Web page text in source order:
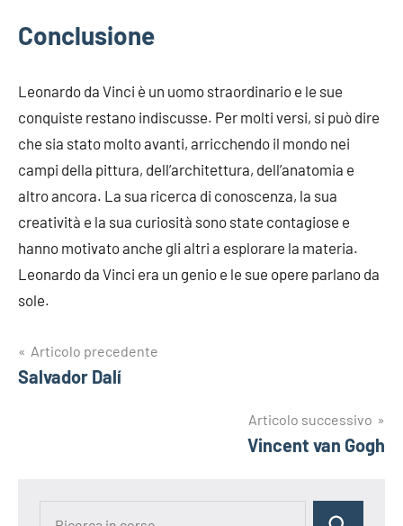
Conclusione
Leonardo da Vinci è un uomo straordinario e le sue
conquiste restano indiscusse. Per molti versi, si può dire
che sia stato molto avanti, arricchendo il mondo nei
campi della pittura, dell’architettura, dell’anatomia e
altro ancora. La sua ricerca di conoscenza, la sua
creatività e la sua curiosità sono state contagiose e
hanno motivato anche gli altri a esplorare la materia.
Leonardo da Vinci era un genio e le sue opere parlano da
sole.
Navigazione
articoli
Articolo precedente
Salvador Dalí
Articolo successivo
Vincent van Gogh